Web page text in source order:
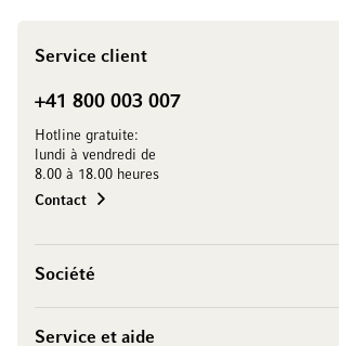
Service client
+41 800 003 007
Hotline gratuite:
lundi à vendredi de
8.00 à 18.00 heures
Contact
Société
Service et aide